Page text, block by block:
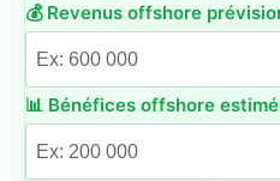
💰 Revenus offshore
📊 Bénéfices offshore